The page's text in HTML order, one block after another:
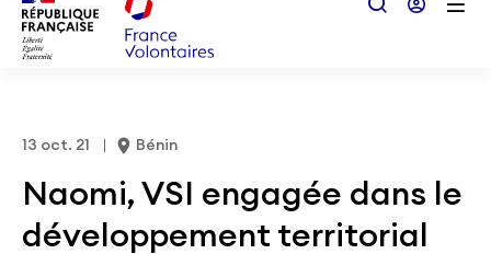
13 oct. 21 Bénin
Naomi, VSI engagée dans le
développement territorial